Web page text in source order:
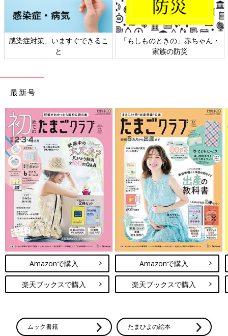
感染症対策、いますぐできるこ
と
「もしものときの」赤ちゃん・
家族の防災
最新号
Amazonで購入
楽天ブックスで購入
Amazonで購入
楽天ブックスで購入
ムック書籍 たまひよの絵本